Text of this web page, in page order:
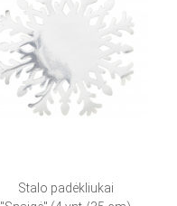
Stalo padėkliukai